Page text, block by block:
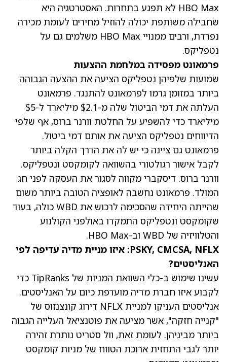
HBO Max לא תפגע בתחרות. האסטרטגיה היא
שחבילה משותפת יכולה להוזיל מחירים לעומת מכירה
נפרדת, ורבים ממנויי HBO Max משלמים גם על
נטפליקס.
פרמאונט מפסידה במלחמת ההצעות
שמועות שלפיהן נטפליקס הציעה את ההצעה הגבוהה
ביותר במזומן גרמו לפרמאונט להתנגד. פרמאונט
העלתה את דמי הביטול שלה מ-$2.1 מיליארד ל-$5
מיליארד כדי להשפיע על החלטת וורנר ברוס, אף שלפי
הדיווחים נטפליקס הציעה את אותם דמי ביטול.
פרמאונט גם ציינה כי יש לה את הדרך הקלה ביותר
לקבל אישור רגולטורי בהשוואה לקומקסט ונטפליקס.
וורנר ברוס. דיסקברי מקווה לסגור את העסקה לפני חג
המולד. פרמאונט נחשבה לאופציה הטובה ביותר משום
שהייתה היחידה שהסכימה לרכוש את WBD כולה, בעוד
שקומקסט ונטפליקס התמקדו באולפני הקולנוע
והטלוויזיה של WBD וב-HBO Max.
PSKY, CMCSA, NFLX: איזו מניית מדיה עדיפה לפי
האנליסטים?
עשינו שימוש ב-כלי השוואת המניות של TipRanks כדי
לקבוע איזו חברת מדיה מועדפת כיום על האנליסטים.
אנליסטים העניקו למניית NFLX דירוג קונצנזוס של
"קנייה חזקה", אשר מציעה את פוטנציאל העלייה הגבוה
ביותר מביניהן. לעומת זאת, וול סטריט נותרת זהירה
יותר לגבי התחזית ארוכת הטווח של מניות קומקסט